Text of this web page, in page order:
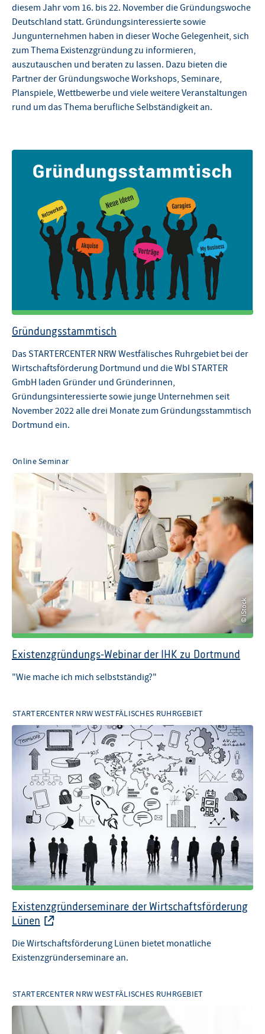
diesem Jahr vom 16. bis 22. November die Gründungswoche
Deutschland statt. Gründungsinteressierte sowie
Jungunternehmen haben in dieser Woche Gelegenheit, sich
zum Thema Existenzgründung zu informieren,
auszutauschen und beraten zu lassen. Dazu bieten die
Partner der Gründungswoche Workshops, Seminare,
Planspiele, Wettbewerbe und viele weitere Veranstaltungen
rund um das Thema berufliche Selbständigkeit an.
Gründungsstammtisch
Das STARTERCENTER NRW Westfälisches Ruhrgebiet bei der
Wirtschaftsförderung Dortmund und die WbI STARTER
GmbH laden Gründer und Gründerinnen,
Gründungsinteressierte sowie junge Unternehmen seit
November 2022 alle drei Monate zum Gründungsstammtisch
Dortmund ein.
Online Seminar
© iStock
Existenzgründungs-Webinar der IHK zu Dortmund
"Wie mache ich mich selbstständig?"
STARTERCENTER NRW WESTFÄLISCHES RUHRGEBIET
Existenzgründerseminare der Wirtschaftsförderung
Lünen
Die Wirtschaftsförderung Lünen bietet monatliche
Existenzgründerseminare an.
STARTERCENTER NRW WESTFÄLISCHES RUHRGEBIET